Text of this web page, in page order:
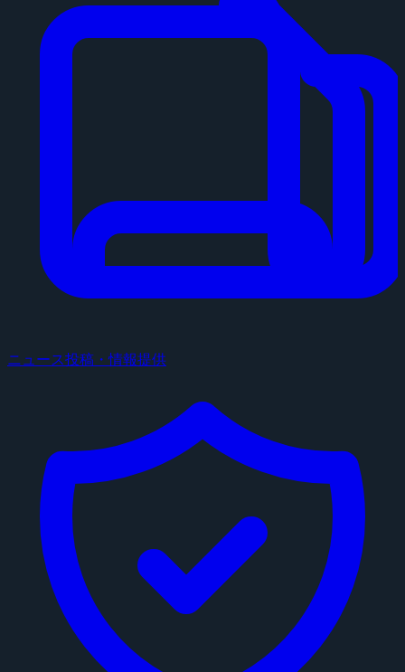
ニュース投稿・情報提供